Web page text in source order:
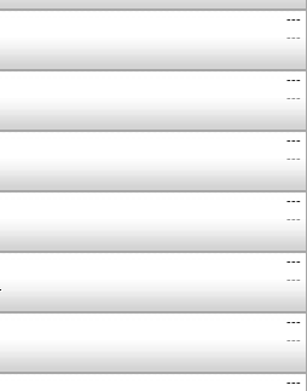
---
---
---
---
---
---
---
---
---
---
---
---
---